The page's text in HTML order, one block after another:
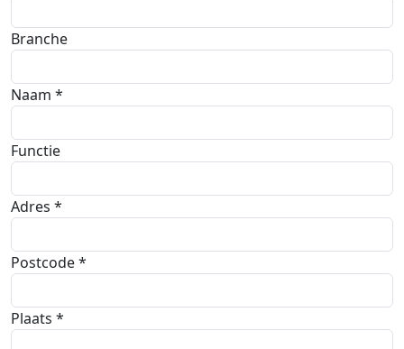
Branche
Naam *
Functie
Adres *
Postcode *
Plaats *